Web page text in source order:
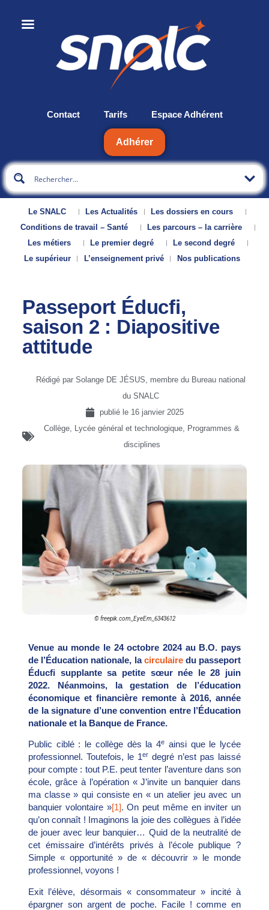
Contact Tarifs Espace Adhérent
Adhérer
Le SNALC Les Actualités
Les dossiers en cours
Conditions de travail – Santé
Les parcours – la carrière
Les métiers
Le premier degré
Le second degré
Le supérieur
L’enseignement privé Nos publications
Passeport Éducfi,
saison 2 : Diapositive
attitude
Rédigé par Solange DE JÉSUS, membre du Bureau national
du SNALC
publié le 16 janvier 2025
Collège, Lycée général et technologique, Programmes &
disciplines
© freepik.com_EyeEm_6343612
Venue au monde le 24 octobre 2024 au B.O. pays
de l’Éducation nationale, lacirculaire du passeport
Éducfi supplante sa petite sœur née le 28 juin
2022. Néanmoins, la gestation de l’éducation
économique et financière remonte à 2016, année
de la signature d’une convention entre l’Éducation
nationale et la Banque de France.
Public ciblé : le collège dès la 4e ainsi que le lycée
professionnel. Toutefois, le 1er degré n’est pas laissé
pour compte : tout P.E. peut tenter l’aventure dans son
école, grâce à l’opération « J’invite un banquier dans
ma classe » qui consiste en « un atelier jeu avec un
banquier volontaire »[1]. On peut même en inviter un
qu’on connaît ! Imaginons la joie des collègues à l’idée
de jouer avec leur banquier… Quid de la neutralité de
cet émissaire d’intérêts privés à l’école publique ?
Simple « opportunité » de « découvrir » le monde
professionnel, voyons !
Exit l’élève, désormais « consommateur » incité à
épargner son argent de poche. Facile ! comme en